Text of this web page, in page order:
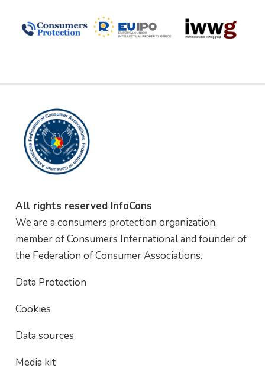
All rights reserved InfoCons
We are a consumers protection organization,
member of Consumers International and founder of
the Federation of Consumer Associations.
Data Protection
Cookies
Data sources
Media kit